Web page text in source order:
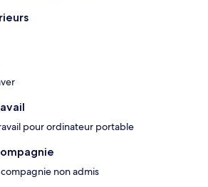
pour ordinateur portable
non admis